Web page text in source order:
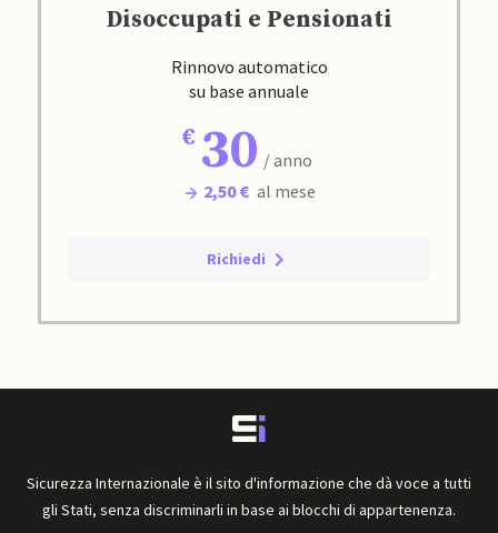
Disoccupati e Pensionati
Rinnovo automatico
su base annuale
30 / anno
2,50 € al mese
Richiedi
Sicurezza Internazionale è il sito d'informazione che dà voce a tutti
gli Stati, senza discriminarli in base ai blocchi di appartenenza.